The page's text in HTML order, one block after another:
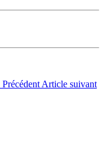
Précédent Article suivant